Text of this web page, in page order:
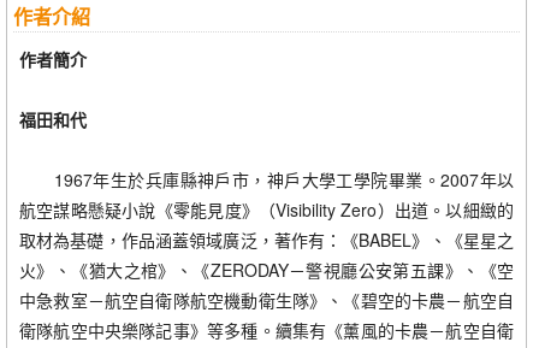
作者介紹
作者簡介
福田和代
1967年生於兵庫縣神戶市，神戶大學工學院畢業。2007年以
航空謀略懸疑小說《零能見度》（Visibility Zero）出道。以細緻的
取材為基礎，作品涵蓋領域廣泛，著作有：《BABEL》、《星星之
火》、《猶大之棺》、《ZERODAY－警視廳公安第五課》、《空
中急救室－航空自衛隊航空機動衛生隊》、《碧空的卡農－航空自
衛隊航空中央樂隊記事》等多種。續集有《薰風的卡農－航空自衛